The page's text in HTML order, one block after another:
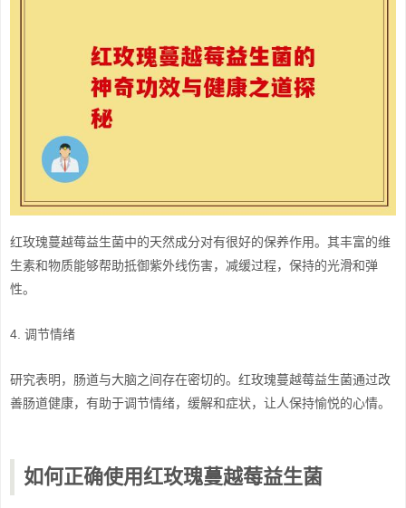
红玫瑰蔓越莓益生菌中的天然成分对有很好的保养作用。其丰富的维
生素和物质能够帮助抵御紫外线伤害，减缓过程，保持的光滑和弹
性。
4. 调节情绪
研究表明，肠道与大脑之间存在密切的。红玫瑰蔓越莓益生菌通过改
善肠道健康，有助于调节情绪，缓解和症状，让人保持愉悦的心情。
如何正确使用红玫瑰蔓越莓益生菌